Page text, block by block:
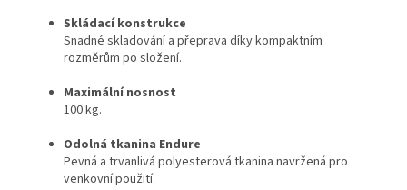
Skládací konstrukce
Snadné skladování a přeprava díky kompaktním
rozměrům po složení.
Maximální nosnost
100 kg.
Odolná tkanina Endure
Pevná a trvanlivá polyesterová tkanina navržená pro
venkovní použití.